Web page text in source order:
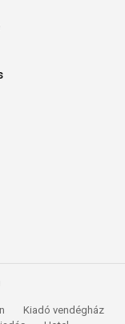
Kiadó vendégház